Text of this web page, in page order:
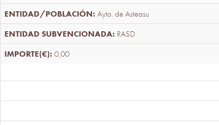
Ayto. de Asteasu
RASD
0,00